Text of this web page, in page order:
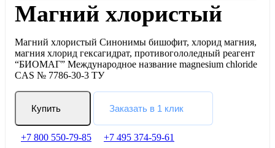
Магний хлористый
Магний хлористый Синонимы бишофит, хлорид магния,
магния хлорид гексагидрат, противогололедный реагент
“БИОМАГ” Международное название magnesium chloride
CAS № 7786-30-3 ТУ
Купить Заказать в 1 клик
+7 800 550-79-85 +7 495 374-59-61